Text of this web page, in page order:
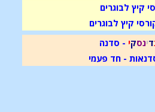
קיץ לבוגרים
קיץ לבוגרים
דינסקי - סדנה
- חד פעמי